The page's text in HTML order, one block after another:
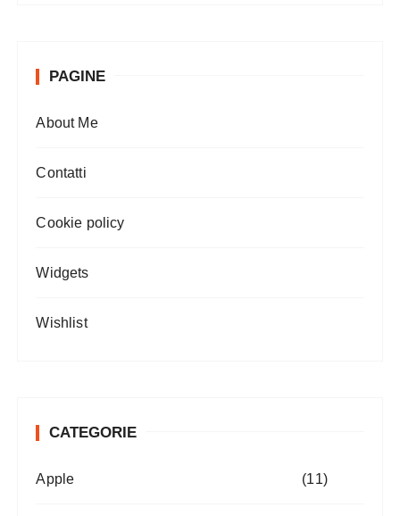
PAGINE
About Me
Contatti
Cookie policy
Widgets
Wishlist
CATEGORIE
Apple (11)